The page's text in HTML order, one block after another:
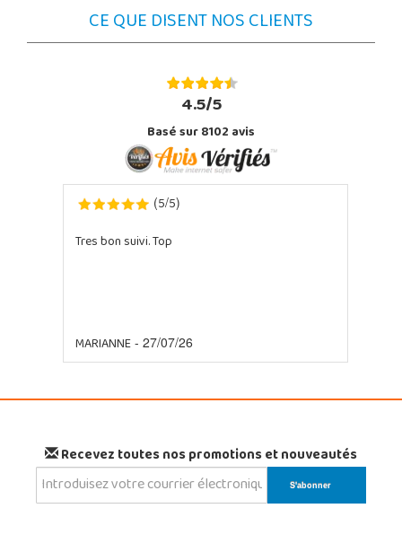
CE QUE DISENT NOS CLIENTS
4.5/5
Basé sur 8102 avis
(5/5)
Tres bon suivi. Top
MARIANNE- 27/07/26
Recevez toutes nos promotions et nouveautés